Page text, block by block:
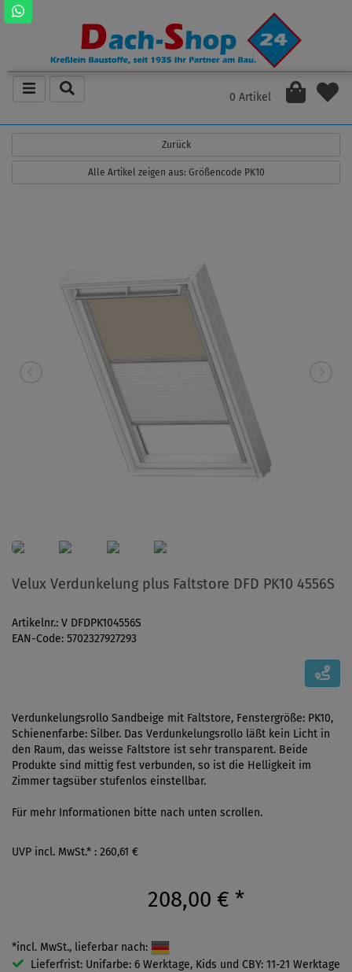
0 Artikel
Zurück
Alle Artikel zeigen aus: Größencode PK10
Velux Verdunkelung plus Faltstore DFD PK10 4556S
Artikelnr.: V DFDPK104556S
EAN-Code: 5702327927293
Verdunkelungsrollo Sandbeige mit Faltstore, Fenstergröße: PK10,
Schienenfarbe: Silber. Das Verdunkelungsrollo läßt kein Licht in
den Raum, das weisse Faltstore ist sehr transparent. Beide
Produkte sind mittig fest verbunden, so ist die Helligkeit im
Zimmer tagsüber stufenlos einstellbar.
Für mehr Informationen bitte nach unten scrollen.
UVP incl. MwSt.* : 260,61 €
208,00 € *
*incl. MwSt., lieferbar nach:
Lieferfrist: Unifarbe: 6 Werktage, Kids und CBY: 11-21 Werktage